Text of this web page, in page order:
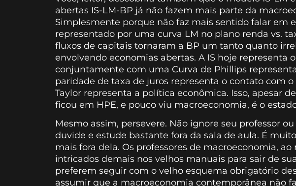
abertas IS-LM-BP já não fazem mais parte da
Simplesmente porque não faz mais sentido falar em
representado por uma curva LM no plano renda vs.
fluxos de capitais tornaram a BP um tanto quanto
envolvendo economias abertas. A IS hoje representa
conjuntamente com uma Curva de Phillips
paridade de taxa de juros representa o contato com
Taylor representa a política econômica. Isso, apesar
ficou em HPE, e pouco viu macroeconomia, é o
Mesmo assim, persevere. Não ignore seu professor
duvide e estude bastante fora da sala de aula. É
mais fora dela. Os professores de macroeconomia,
intricados demais nos velhos manuais para sair de
preferem seguir com o velho esquema obrigatório
assumir que a macroeconomia contemporânea não